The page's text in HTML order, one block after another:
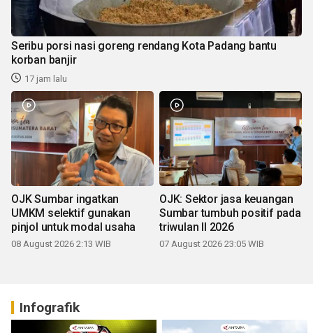
Seribu porsi nasi goreng rendang Kota Padang bantu
korban banjir
17 jam lalu
OJK Sumbar ingatkan
UMKM selektif gunakan
pinjol untuk modal usaha
08 August 2026 2:13 WIB
OJK: Sektor jasa keuangan
Sumbar tumbuh positif pada
triwulan II 2026
07 August 2026 23:05 WIB
Infografik